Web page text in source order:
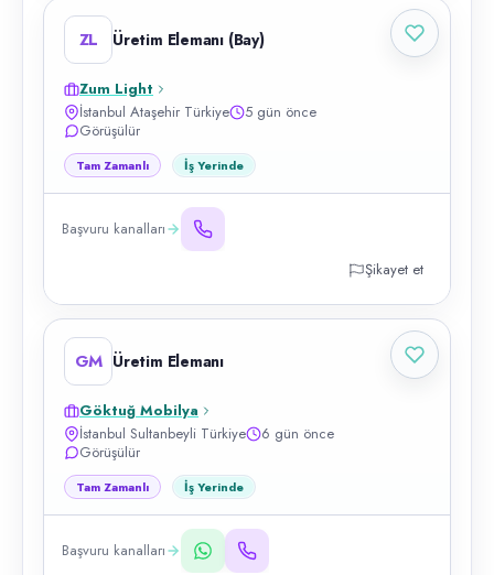
ZL Üretim Elemanı (Bay)
Zum Light
İstanbul Ataşehir Türkiye
5 gün önce
Görüşülür
Tam Zamanlı İş Yerinde
Başvuru kanalları
Şikayet et
GM Üretim Elemanı
Göktuğ Mobilya
İstanbul Sultanbeyli Türkiye
6 gün önce
Görüşülür
Tam Zamanlı İş Yerinde
Başvuru kanalları